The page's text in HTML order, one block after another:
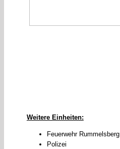
Weitere Einheiten:
Feuerwehr Rummelsberg
Polizei